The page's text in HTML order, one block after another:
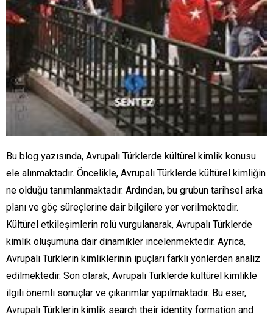
Bu blog yazısında, Avrupalı Türklerde kültürel kimlik konusu
ele alınmaktadır. Öncelikle, Avrupalı Türklerde kültürel kimliğin
ne olduğu tanımlanmaktadır. Ardından, bu grubun tarihsel arka
planı ve göç süreçlerine dair bilgilere yer verilmektedir.
Kültürel etkileşimlerin rolü vurgulanarak, Avrupalı Türklerde
kimlik oluşumuna dair dinamikler incelenmektedir. Ayrıca,
Avrupalı Türklerin kimliklerinin ipuçları farklı yönlerden analiz
edilmektedir. Son olarak, Avrupalı Türklerde kültürel kimlikle
ilgili önemli sonuçlar ve çıkarımlar yapılmaktadır. Bu eser,
Avrupalı Türklerin kimlik search their identity formation and